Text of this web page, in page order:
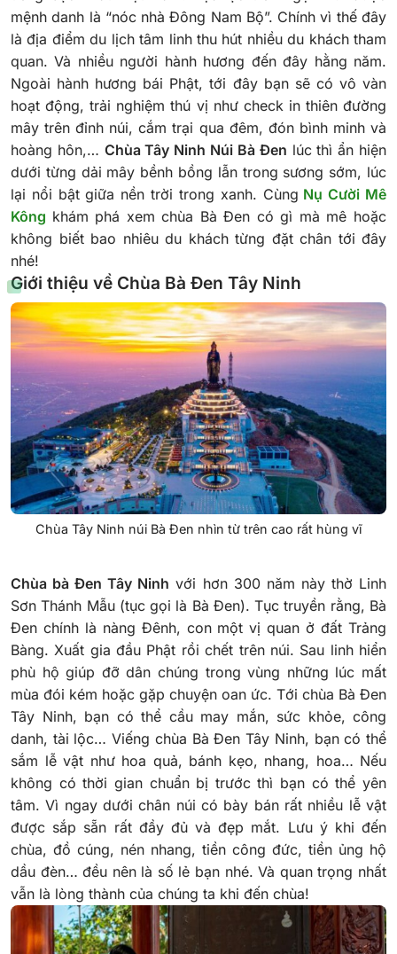
mệnh danh là “nóc nhà Đông Nam Bộ”. Chính vì thế đây
là địa điểm du lịch tâm linh thu hút nhiều du khách tham
quan. Và nhiều người hành hương đến đây hằng năm.
Ngoài hành hương bái Phật, tới đây bạn sẽ có vô vàn
hoạt động, trải nghiệm thú vị như check in thiên đường
mây trên đỉnh núi, cắm trại qua đêm, đón bình minh và
hoàng hôn,… Chùa Tây Ninh Núi Bà Đen lúc thì ẩn hiện
dưới từng dải mây bềnh bồng lẫn trong sương sớm, lúc
lại nổi bật giữa nền trời trong xanh. Cùng Nụ Cười Mê
Kông khám phá xem chùa Bà Đen có gì mà mê hoặc
không biết bao nhiêu du khách từng đặt chân tới đây
nhé!
Giới thiệu về Chùa Bà Đen Tây Ninh
Chùa Tây Ninh núi Bà Đen nhìn từ trên cao rất hùng vĩ
Chùa bà Đen Tây Ninh với hơn 300 năm này thờ Linh
Sơn Thánh Mẫu (tục gọi là Bà Đen). Tục truyền rằng, Bà
Đen chính là nàng Đênh, con một vị quan ở đất Trảng
Bàng. Xuất gia đầu Phật rồi chết trên núi. Sau linh hiển
phù hộ giúp đỡ dân chúng trong vùng những lúc mất
mùa đói kém hoặc gặp chuyện oan ức. Tới chùa Bà Đen
Tây Ninh, bạn có thể cầu may mắn, sức khỏe, công
danh, tài lộc…Viếng chùa Bà Đen Tây Ninh, bạn có thể
sắm lễ vật như hoa quả, bánh kẹo, nhang, hoa… Nếu
không có thời gian chuẩn bị trước thì bạn có thể yên
tâm. Vì ngay dưới chân núi có bày bán rất nhiều lễ vật
được sắp sẵn rất đầy đủ và đẹp mắt. Lưu ý khi đến
chùa, đồ cúng, nén nhang, tiền công đức, tiền ủng hộ
dầu đèn… đều nên là số lẻ bạn nhé. Và quan trọng nhất
vẫn là lòng thành của chúng ta khi đến chùa!